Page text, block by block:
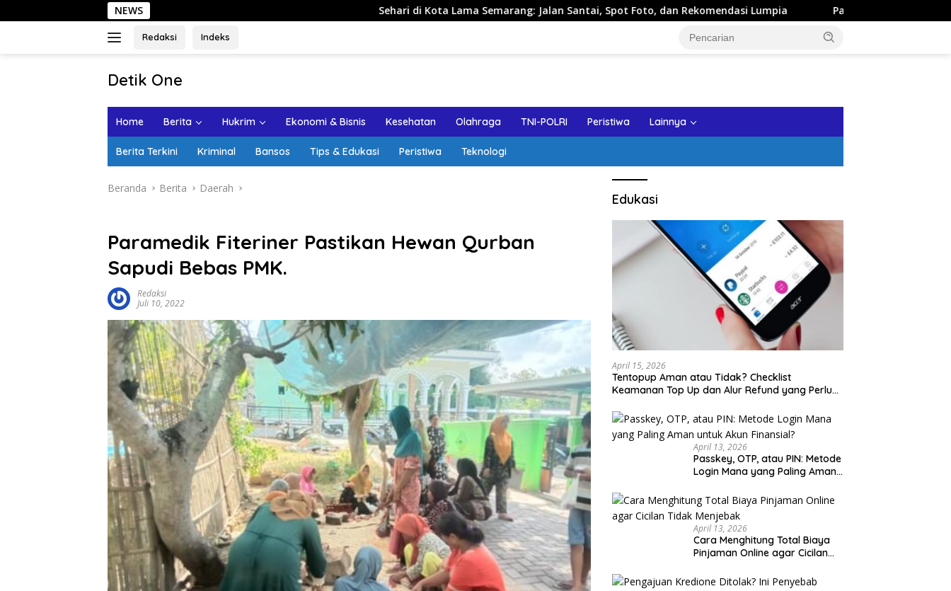
ke
NEWS Sehari di Kota Lama Semarang: Jalan Santai, Spot Foto, dan Rekomendasi Lumpia Panduan Wisata Keluarga ke Kota Batu:
Redaksi Indeks
Detik One
Ungkap
Home Berita Hukrim Ekonomi & Bisnis Kesehatan Olahraga TNI-POLRI Peristiwa Lainnya
Berita Terkini Kriminal Bansos Tips & Edukasi Peristiwa Teknologi
Beranda Berita Daerah
Paramedik Fiteriner Pastikan Hewan Qurban
Sapudi Bebas PMK.
Redaksi
Juli 10, 2022
Edukasi
April 15, 2026
Tentopup Aman atau Tidak? Checklist
Keamanan Top Up dan Alur Refund yang Perlu
April 13, 2026
Passkey, OTP, atau PIN: Metode
Login Mana yang Paling Aman
April 13, 2026
Cara Menghitung Total Biaya
Pinjaman Online agar Cicilan